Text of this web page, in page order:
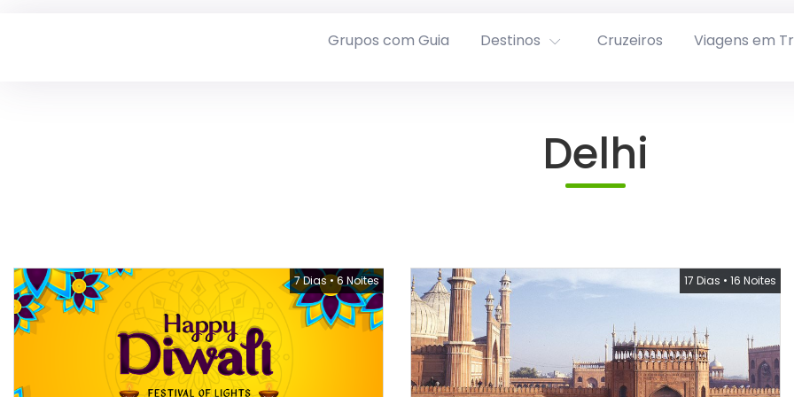
Grupos com Guia Destinos Cruzeiros Viagens em
Delhi
7 Dias • 6 Noites 17 Dias • 16 Noites